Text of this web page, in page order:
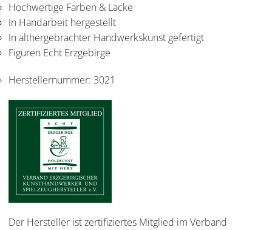
Hochwertige Farben & Lacke
In Handarbeit hergestellt
In althergebrachter Handwerkskunst gefertigt
Figuren Echt Erzgebirge
Herstellernummer: 3021
Der Hersteller ist zertifiziertes Mitglied im Verband